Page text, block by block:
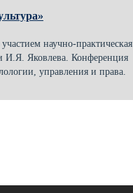
научно-практическая
И.Я. Яковлева. Конференция
управления и права.